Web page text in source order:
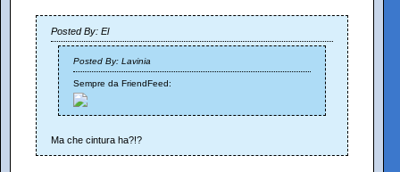
Posted By: El
Posted By: Lavinia
Sempre da FriendFeed:
Ma che cintura ha?!?